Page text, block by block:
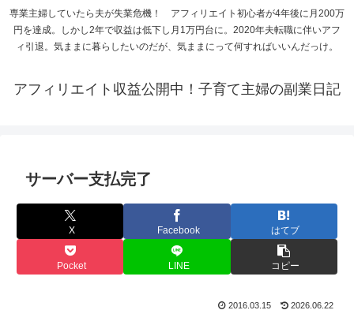
専業主婦していたら夫が失業危機！ アフィリエイト初心者が4年後に月200万
円を達成。しかし2年で収益は低下し月1万円台に。2020年夫転職に伴いアフ
ィ引退。気ままに暮らしたいのだが、気ままにって何すればいいんだっけ。
アフィリエイト収益公開中！子育て主婦の副業日記
サーバー支払完了
X Facebook はてブ
Pocket LINE コピー
2016.03.15 2026.06.22